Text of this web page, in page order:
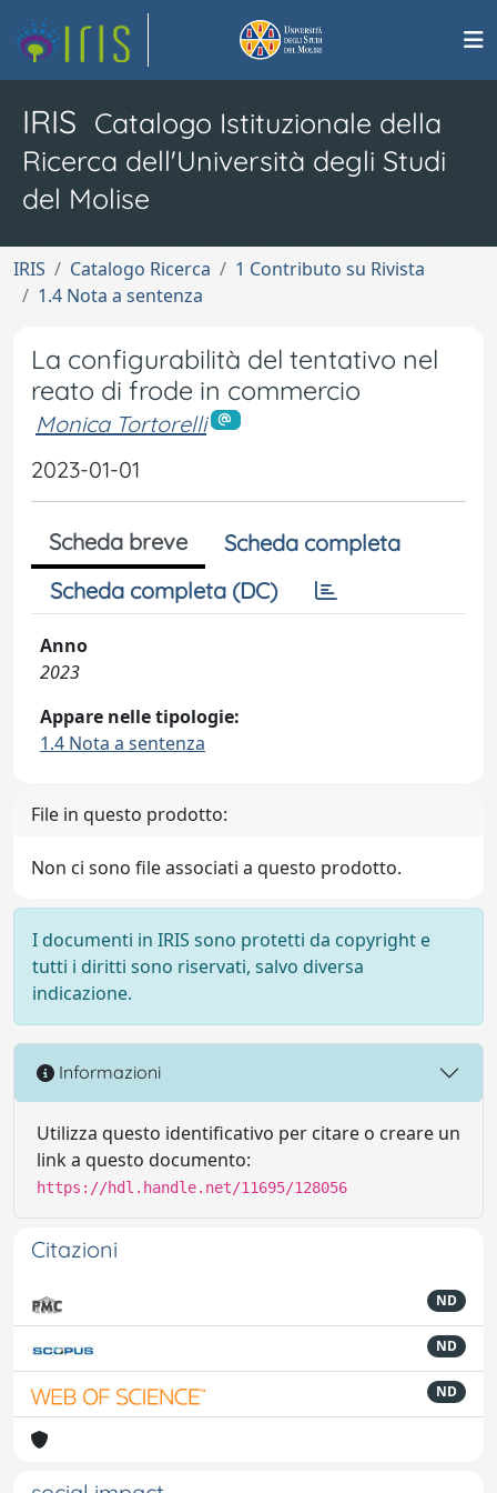
IRIS Catalogo Istituzionale della
Ricerca dell'Università degli Studi
del Molise
IRIS Catalogo Ricerca
1 Contributo su Rivista
1.4 Nota a sentenza
La configurabilità del tentativo nel
reato di frode in commercio
Monica Tortorelli
2023-01-01
Scheda breve
Scheda completa
Scheda completa (DC)
Anno
2023
Appare nelle tipologie:
1.4 Nota a sentenza
File in questo prodotto:
Non ci sono file associati a questo prodotto.
I documenti in IRIS sono protetti da copyright e
tutti i diritti sono riservati, salvo diversa
indicazione.
Informazioni
Utilizza questo identificativo per citare o creare un
link a questo documento:
https://hdl.handle.net/11695/128056
Citazioni
ND
ND
ND